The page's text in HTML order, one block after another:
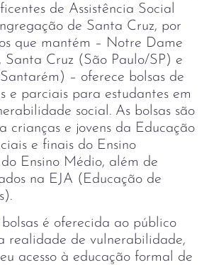
de Assistência Social
de Santa Cruz, por
que mantém – Notre Dame
Santa Cruz (São Paulo/SP) e
– oferece bolsas de
e parciais para estudantes em
social. As bolsas são
crianças e jovens da Educação
e finais do Ensino
Ensino Médio, além de
na EJA (Educação de
é oferecida ao público
realidade de vulnerabilidade,
acesso à educação formal de